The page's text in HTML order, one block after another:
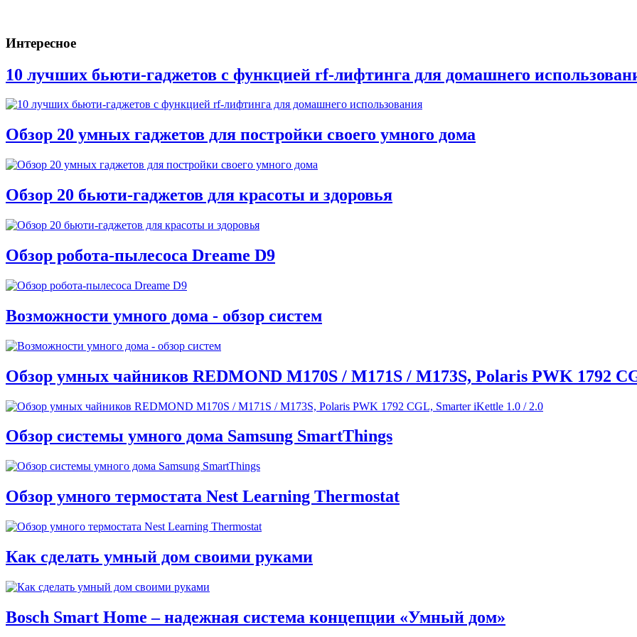
Интересное
10 лучших бьюти-гаджетов с функцией rf-лифтинга для домашнего
Обзор 20 умных гаджетов для постройки своего умного дома
Обзор 20 бьюти-гаджетов для красоты и здоровья
Обзор робота-пылесоса Dreame D9
Возможности умного дома - обзор систем
Обзор умных чайников REDMOND M170S / M171S / M173S, Polaris PWK 1792
Обзор системы умного дома Samsung SmartThings
Обзор умного термостата Nest Learning Thermostat
Как сделать умный дом своими руками
Bosch Smart Home – надежная система концепции «Умный дом»